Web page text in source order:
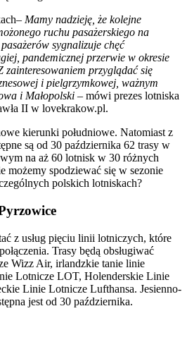
– Mamy nadzieję, że kolejne
ruchu pasażerskiego na
sygnalizuje chęć
pandemicznej przerwie w okresie
zainteresowaniem przyglądać się
i pielgrzymkowej, ważnym
i Małopolski – mówi prezes lotniska
II w lovekrakow.pl.
kierunki południowe. Natomiast z
są od 30 października 62 trasy w
na aż 60 lotnisk w 30 różnych
możemy spodziewać się w sezonie
polskich lotniskach?
z usług pięciu linii lotniczych, które
Trasy będą obsługiwać
Wizz Air, irlandzkie tanie linie
Lotnicze LOT, Holenderskie Linie
Linie Lotnicze Lufthansa. Jesienno-
jest od 30 października.